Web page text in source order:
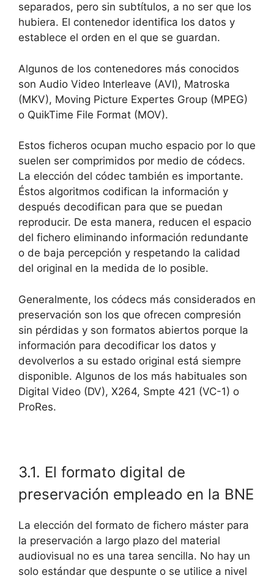
separados, pero sin subtítulos, a no ser que los
hubiera. El contenedor identifica los datos y
establece el orden en el que se guardan.
Algunos de los contenedores más conocidos
son Audio Video Interleave (AVI), Matroska
(MKV), Moving Picture Expertes Group (MPEG)
o QuikTime File Format (MOV).
Estos ficheros ocupan mucho espacio por lo que
suelen ser comprimidos por medio de códecs.
La elección del códec también es importante.
Éstos algoritmos codifican la información y
después decodifican para que se puedan
reproducir. De esta manera, reducen el espacio
del fichero eliminando información redundante
o de baja percepción y respetando la calidad
del original en la medida de lo posible.
Generalmente, los códecs más considerados en
preservación son los que ofrecen compresión
sin pérdidas y son formatos abiertos porque la
información para decodificar los datos y
devolverlos a su estado original está siempre
disponible. Algunos de los más habituales son
Digital Video (DV), X264, Smpte 421 (VC-1) o
ProRes.
3.1. El formato digital de
preservación empleado en la BNE
La elección del formato de fichero máster para
la preservación a largo plazo del material
audiovisual no es una tarea sencilla. No hay un
solo estándar que despunte o se utilice a nivel